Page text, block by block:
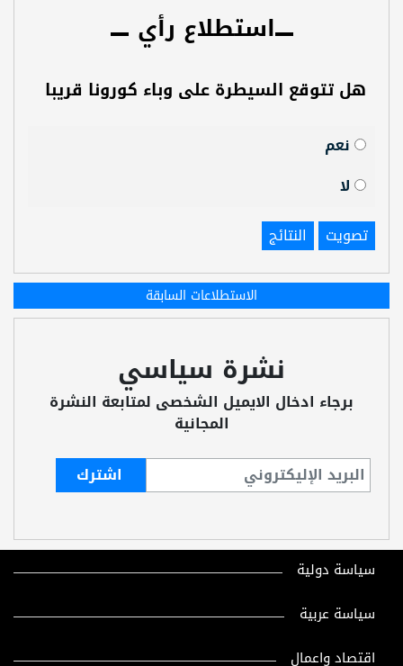
استطلاع رأي
هل تتوقع السيطرة على وباء كورونا قريبا
نعم
لا
تصويت
النتائج
الاستطلاعات السابقة
نشرة سياسي
برجاء ادخال الايميل الشخصى لمتابعة النشرة
المجانية
سياسة دولية
سياسة عربية
اقتصاد واعمال